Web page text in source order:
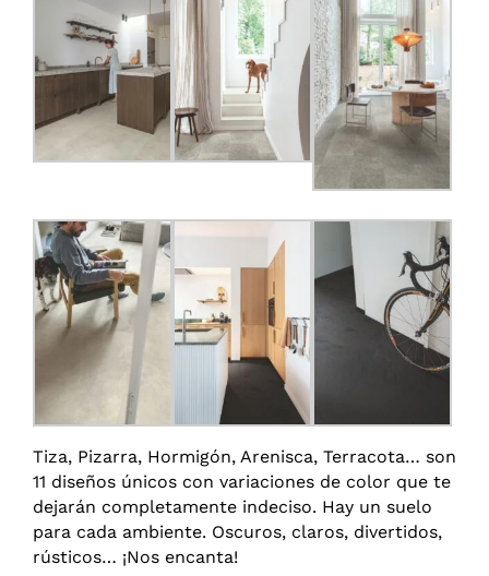
Tiza, Pizarra, Hormigón, Arenisca, Terracota… son
11 diseños únicos con variaciones de color que te
dejarán completamente indeciso. Hay un suelo
para cada ambiente. Oscuros, claros, divertidos,
rústicos… ¡Nos encanta!